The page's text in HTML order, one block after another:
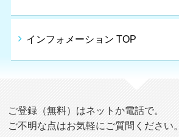
インフォメーション TOP
ご登録（無料）はネットか電話で。
ご不明な点はお気軽にご質問ください。